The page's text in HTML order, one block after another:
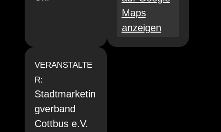
Maps
anzeigen
VERANSTALTE
R:
Stadtmarketin
gverband
Cottbus e.V.